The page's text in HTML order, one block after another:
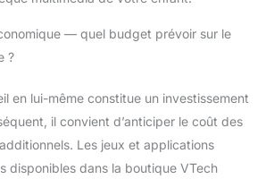
du temps de jeu (durée et
/ Contrôle des sites
des contenus accessibles
chacun des profils enfant
: 20 applications
/ Possibilité de télécharger
nouvelles applications
— quel budget prévoir sur le
?
en lui-même constitue un investissement
il convient d’anticiper le coût des
Les jeux et applications
disponibles dans la boutique VTech